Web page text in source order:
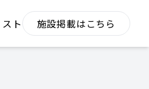
ト 施設掲載はこちら